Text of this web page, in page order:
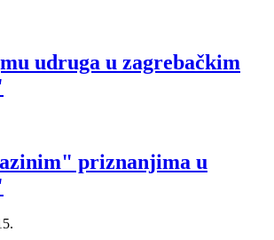
udruga u zagrebačkim
priznanjima u